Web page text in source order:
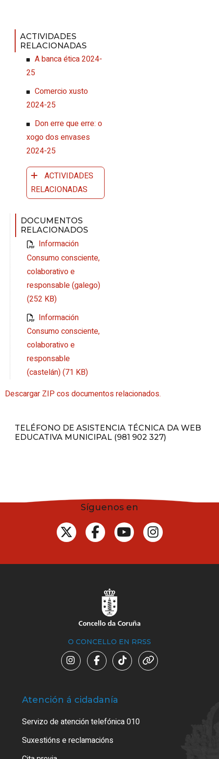
ACTIVIDADES
RELACIONADAS
A banca ética 2024-
25
Comercio xusto
2024-25
Don erre que erre: o
xogo dos envases
2024-25
ACTIVIDADES
RELACIONADAS
DOCUMENTOS
RELACIONADOS
Información
Consumo consciente,
colaborativo e
responsable (galego)
(252 KB)
Información
Consumo consciente,
colaborativo e
responsable
(castelán) (71 KB)
Descargar ZIP cos documentos relacionados.
TELÉFONO DE ASISTENCIA TÉCNICA DA WEB
EDUCATIVA MUNICIPAL (981 902 327)
Síguenos en
O CONCELLO EN RRSS
Atención á cidadanía
Servizo de atención telefónica 010
Suxestións e reclamacións